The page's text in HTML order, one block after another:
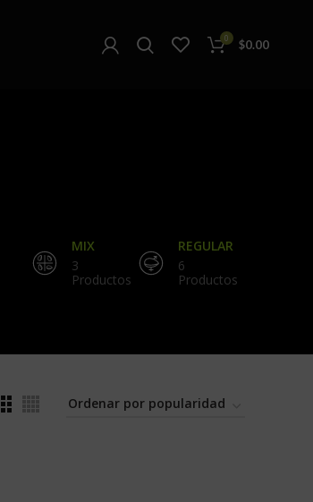
0 $0.00
MIX
3
Productos
REGULAR
6
Productos